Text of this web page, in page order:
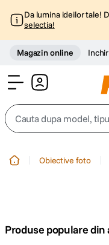
Da lumina ideilor tale!
selectia!
Magazin online
Cauta dupa model, tipul
trepied telefon
Obiective foto
Produse populare din